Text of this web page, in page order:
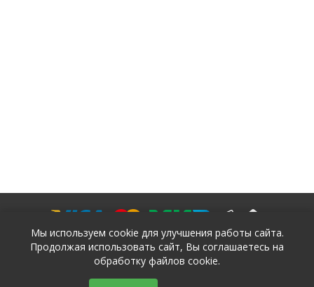
Мы используем cookie для улучшения работы сайта.
Продолжая использовать сайт, Вы соглашаетесь на
обработку файлов cookie.